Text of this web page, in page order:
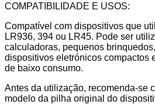
COMPATIBILIDADE E USOS:
Compatível com dispositivos que
LR936, 394 ou LR45. Pode ser
calculadoras, pequenos
dispositivos eletrónicos compactos
de baixo consumo.
Antes da utilização, recomenda-se
modelo da pilha original do